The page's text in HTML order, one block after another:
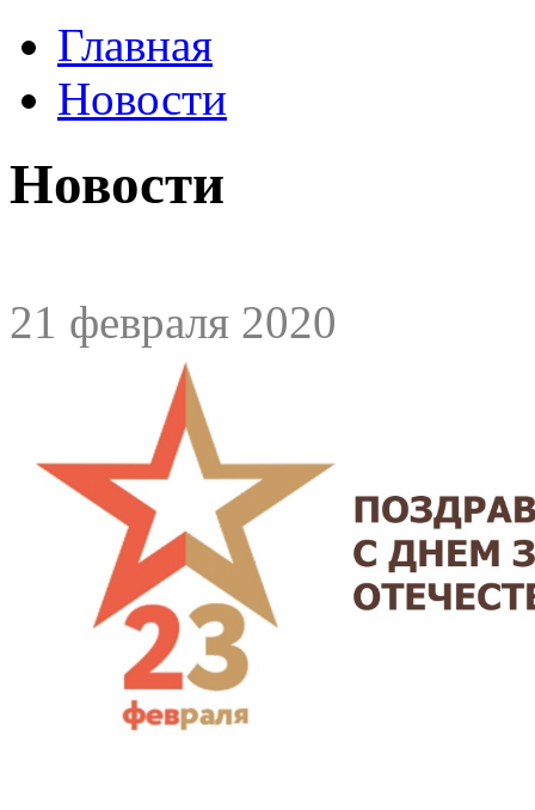
Главная
Новости
Новости
21 февраля 2020